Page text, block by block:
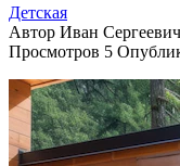
Детская
Автор Иван
Просмотров 5